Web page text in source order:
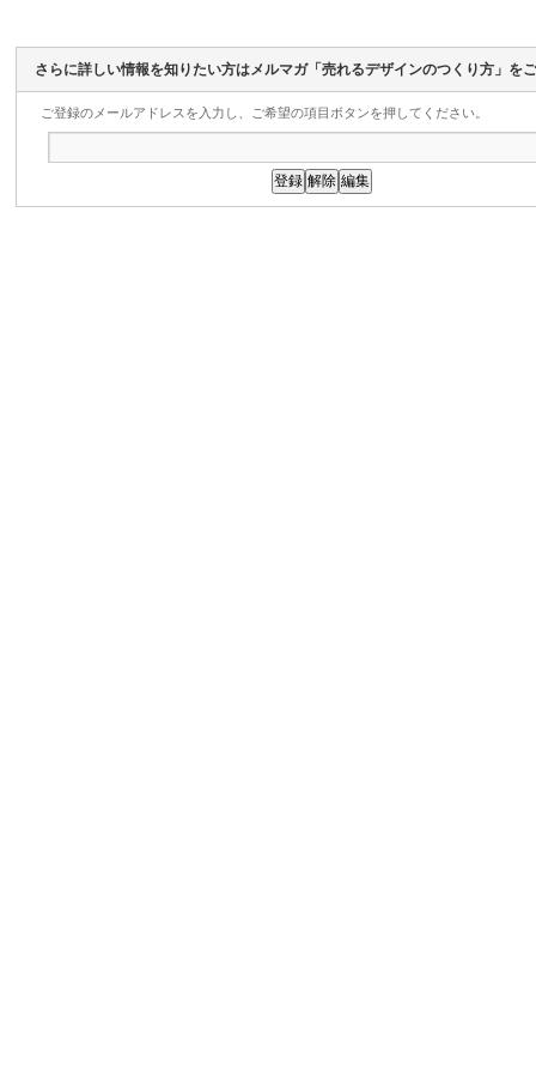
さらに詳しい情報を知りたい方はメルマガ「売れるデザインのつくり方」を
ご登録のメールアドレスを入力し、ご希望の項目ボタンを押してください。